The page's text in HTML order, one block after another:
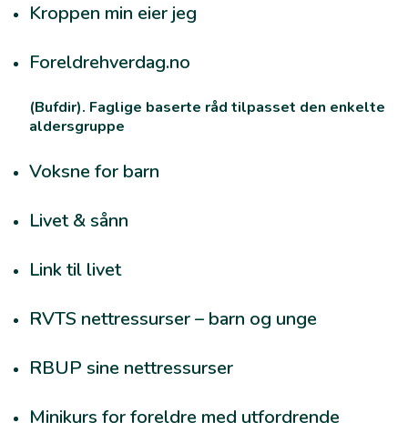
Kroppen min eier jeg
Foreldrehverdag.no
(Bufdir). Faglige baserte råd tilpasset den enkelte
aldersgruppe
Voksne for barn
Livet & sånn
Link til livet
RVTS nettressurser – barn og unge
RBUP sine nettressurser
Minikurs for foreldre med utfordrende